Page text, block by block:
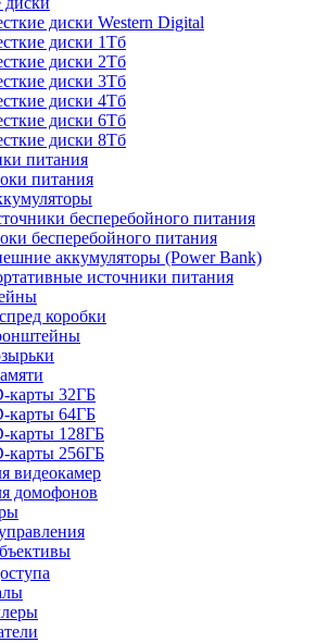
диски Western Digital
диски 1Тб
диски 2Тб
диски 3Тб
диски 4Тб
диски 6Тб
диски 8Тб
питания
питания
бесперебойного питания
бесперебойного питания
аккумуляторы (Power Bank)
источники питания
коробки
карты 32ГБ
карты 64ГБ
карты 128ГБ
карты 256ГБ
видеокамер
домофонов